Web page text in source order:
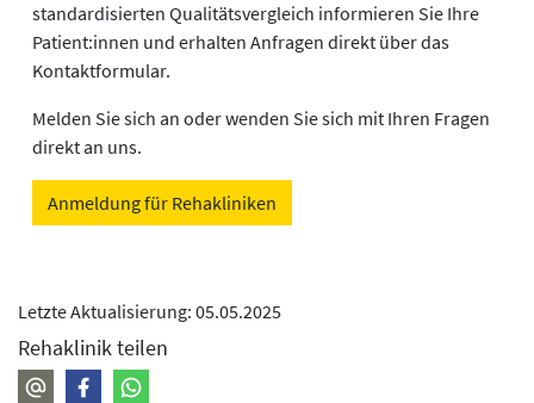
standardisierten Qualitätsvergleich informieren Sie Ihre
Patient:innen und erhalten Anfragen direkt über das
Kontaktformular.
Melden Sie sich an oder wenden Sie sich mit Ihren Fragen
direkt an uns.
Anmeldung für Rehakliniken
Letzte Aktualisierung: 05.05.2025
Rehaklinik teilen